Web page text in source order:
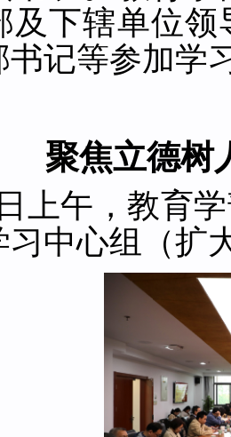
及下辖单位
书记等参加学
聚焦立德树
上午，教育
习中心组（扩